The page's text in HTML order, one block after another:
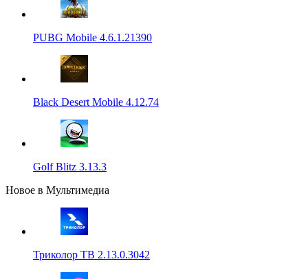
PUBG Mobile 4.6.1.21390
Black Desert Mobile 4.12.74
Golf Blitz 3.13.3
Новое в Мультимедиа
Триколор ТВ 2.13.0.3042